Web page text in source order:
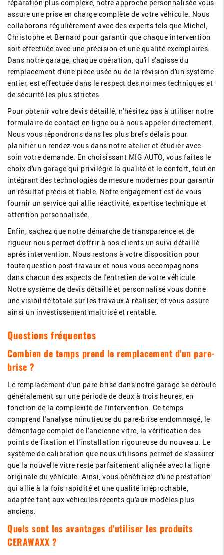
réparation plus complexe, notre approche personnalisée vous
assure une prise en charge complète de votre véhicule. Nous
collaborons régulièrement avec des experts tels que Michel,
Christophe et Bernard pour garantir que chaque intervention
soit effectuée avec une précision et une qualité exemplaires.
Dans notre garage, chaque opération, qu'il s'agisse du
remplacement d'une pièce usée ou de la révision d'un système
entier, est effectuée dans le respect des normes techniques et
de sécurité les plus strictes.
Pour obtenir votre devis détaillé, n'hésitez pas à utiliser notre
formulaire de contact en ligne ou à nous appeler directement.
Nous vous répondrons dans les plus brefs délais pour
planifier un rendez-vous dans notre atelier et étudier avec
soin votre demande. En choisissant MIG AUTO, vous faites le
choix d'un garage qui privilégie la qualité et le confort, tout en
intégrant des technologies de mesure modernes pour garantir
un résultat précis et fiable. Notre engagement est de vous
fournir un service qui allie réactivité, expertise technique et
attention personnalisée.
Enfin, sachez que notre démarche de transparence et de
rigueur nous permet d'offrir à nos clients un suivi détaillé
après intervention. Nous restons à votre disposition pour
toute question post-travaux et nous vous accompagnons
dans chacun des aspects de l'entretien de votre véhicule.
Notre système de devis détaillé et personnalisé vous donne
une visibilité totale sur les travaux à réaliser, et vous assure
ainsi un investissement maîtrisé et rentable.
Questions fréquentes
Combien de temps prend le remplacement d'un pare-
brise ?
Le remplacement d'un pare-brise dans notre garage se déroule
généralement sur une période de deux à trois heures, en
fonction de la complexité de l'intervention. Ce temps
comprend l'analyse minutieuse du pare-brise endommagé, le
démontage complet de l'ancienne vitre, la vérification des
points de fixation et l'installation rigoureuse du nouveau. Le
système de calibration que nous utilisons permet de s'assurer
que la nouvelle vitre reste parfaitement alignée avec la ligne
originale du véhicule. Ainsi, vous bénéficiez d'une prestation
qui allie à la fois rapidité et une qualité irréprochable,
adaptée tant aux véhicules récents qu'aux modèles plus
anciens.
Quels sont les avantages d'utiliser les produits
CERAWAXX ?